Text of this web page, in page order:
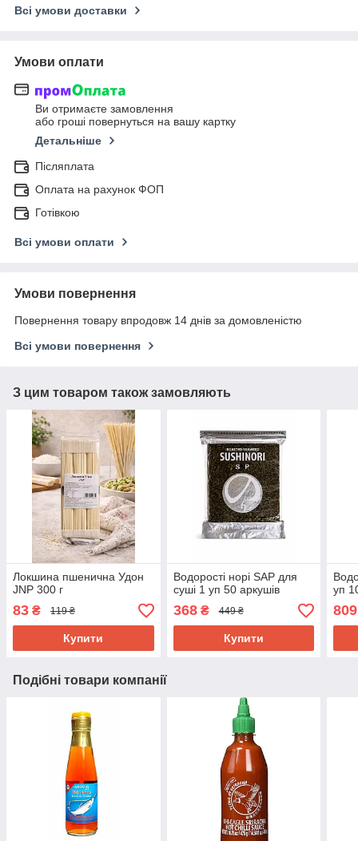
Всі умови доставки
Умови оплати
Ви отримаєте замовлення
або гроші повернуться на вашу картку
Детальніше
Післяплата
Оплата на рахунок ФОП
Готівкою
Всі умови оплати
Умови повернення
Повернення товару впродовж 14 днів за домовленістю
Всі умови повернення
З цим товаром також замовляють
Локшина пшенична Удон
JNP 300 г
83 ₴ 119 ₴
Купити
Водорості норі SAP для
суші 1 уп 50 аркушів
368₴ 449 ₴
Купити
уп
809
Подібні товари компанії